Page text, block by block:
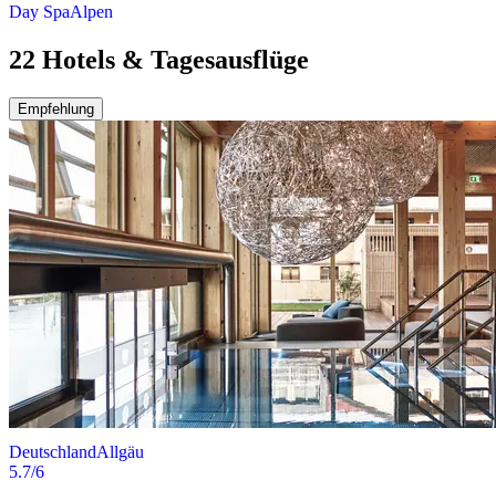
Day SpaAlpen
22 Hotels & Tagesausflüge
Empfehlung
DeutschlandAllgäu
5.7/6